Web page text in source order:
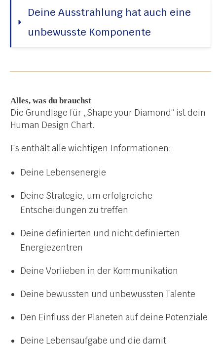
Deine Ausstrahlung hat auch eine
unbewusste Komponente
Alles, was du brauchst
Die Grundlage für „Shape your Diamond“ ist dein
Human Design Chart.
Es enthält alle wichtigen Informationen:
Deine Lebensenergie
Deine Strategie, um erfolgreiche
Entscheidungen zu treffen
Deine definierten und nicht definierten
Energiezentren
Deine Vorlieben in der Kommunikation
Deine bewussten und unbewussten Talente
Den Einfluss der Planeten auf deine Potenziale
Deine Lebensaufgabe und die damit